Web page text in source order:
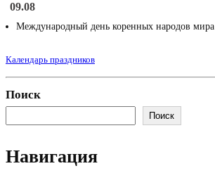
09.08
Международный день коренных народов мира
Календарь праздников
Поиск
Поиск
Навигация